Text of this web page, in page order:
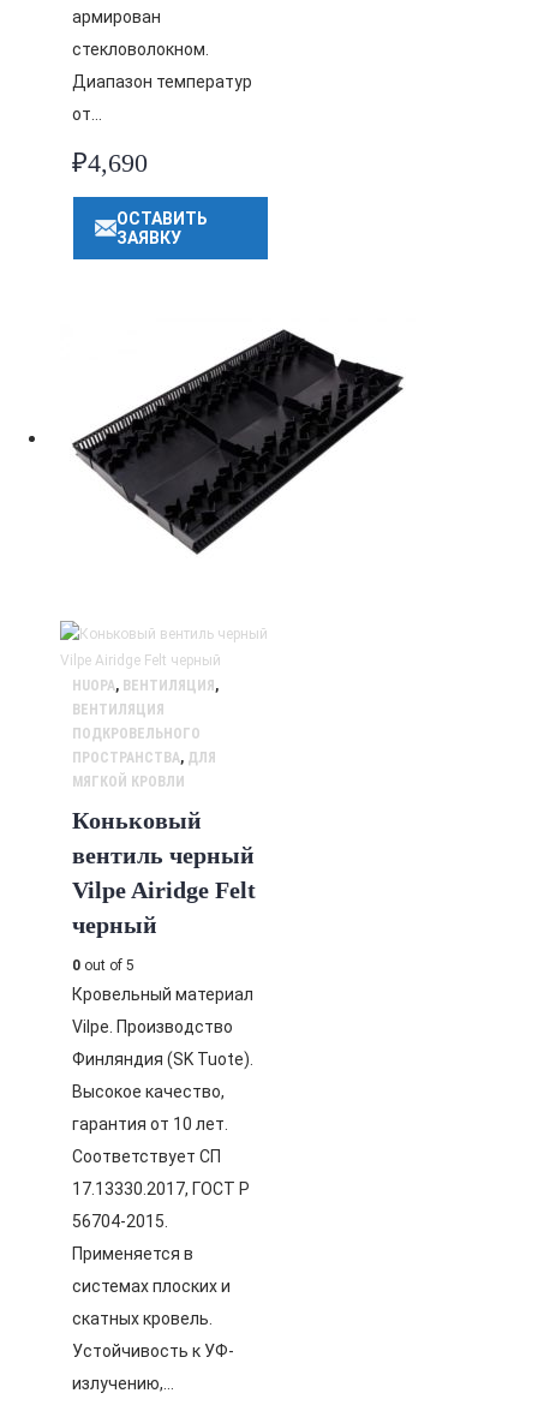
армирован
стекловолокном.
Диапазон температур
от…
₽4,690
ОСТАВИТЬ
ЗАЯВКУ
HUOPA, ВЕНТИЛЯЦИЯ ,
ВЕНТИЛЯЦИЯ
ПОДКРОВЕЛЬНОГО
ПРОСТРАНСТВА, ДЛЯ
МЯГКОЙ КРОВЛИ
Коньковый
вентиль черный
Vilpe Airidge Felt
черный
0 out of 5
Кровельный материал
Vilpe. Производство
Финляндия (SK Tuote).
Высокое качество,
гарантия от 10 лет.
Соответствует СП
17.13330.2017, ГОСТ Р
56704-2015.
Применяется в
системах плоских и
скатных кровель.
Устойчивость к УФ-
излучению,…